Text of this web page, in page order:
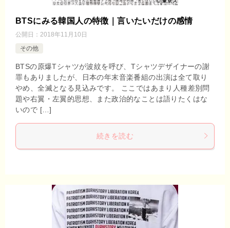
BTSにみる韓国人の特徴｜言いたいだけの感情
公開日： 2018年11月10日
その他
BTSの原爆Tシャツが波紋を呼び、Tシャツデザイナーの謝
罪もありましたが、日本の年末音楽番組の出演は全て取り
やめ、全滅となる見込みです。 ここではあまり人種差別問
題や右翼・左翼的思想、また政治的なことは語りたくはな
いので […]
続きを読む